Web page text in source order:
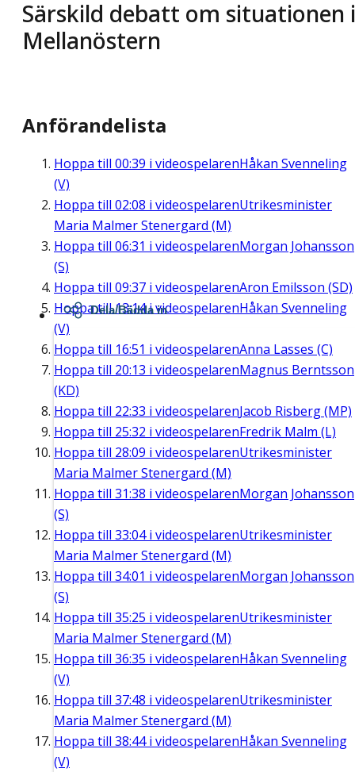
Särskild debatt om situationen i
Mellanöstern
Anförandelista
Hoppa till 00:39 i videospelarenHåkan Svenneling
(V)
Hoppa till 02:08 i videospelarenUtrikesminister
Maria Malmer Stenergard (M)
Hoppa till 06:31 i videospelarenMorgan Johansson
(S)
Hoppa till 09:37 i videospelarenAron Emilsson (SD)
Hoppa till13:14i videospelarenHåkan Svenneling
(V)
Hoppa till 16:51 i videospelarenAnna Lasses (C)
Hoppa till 20:13 i videospelarenMagnus Berntsson
(KD)
Hoppa till 22:33 i videospelarenJacob Risberg (MP)
Hoppa till 25:32 i videospelarenFredrik Malm (L)
Hoppa till 28:09 i videospelarenUtrikesminister
Maria Malmer Stenergard (M)
Hoppa till 31:38 i videospelarenMorgan Johansson
(S)
Hoppa till 33:04i videospelarenUtrikesminister
Maria Malmer Stenergard (M)
Hoppa till 34:01 i videospelarenMorgan Johansson
(S)
Hoppa till 35:25 i videospelarenUtrikesminister
Maria Malmer Stenergard (M)
Hoppa till 36:35 i videospelarenHåkan Svenneling
(V)
Hoppa till 37:48 i videospelarenUtrikesminister
Maria Malmer Stenergard (M)
Hoppa till 38:44i videospelarenHåkan Svenneling
(V)
Dela/Bädda in